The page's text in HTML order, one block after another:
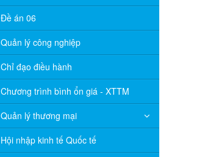
Đề án 06
Quản lý công nghiệp
Chỉ đạo điều hành
Chương trình bình ổn giá - XTTM
Quản lý thương mại
Hội nhập kinh tế Quốc tế